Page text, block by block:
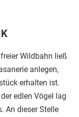
Wildbahn ließ
anlegen,
erhalten ist.
edlen Vögel lag
An dieser Stelle